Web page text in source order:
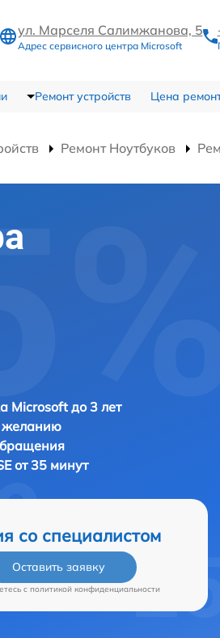
ул. Марселя Салимжанова, 5
Адрес сервисного центра Microsoft
Ремонт устройств Цена
Ремонт Ноутбуков
Microsoft до 3 лет
желанию
от 35 минут
со специалистом
Оставить заявку
c политикой конфиденциальности